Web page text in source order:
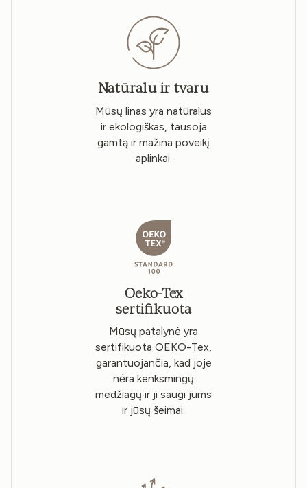
Natūralu ir tvaru
Mūsų linas yra natūralus
ir ekologiškas, tausoja
gamtą ir mažina poveikį
aplinkai.
Oeko-Tex
sertifikuota
Mūsų patalynė yra
sertifikuota OEKO-Tex,
garantuojančia, kad joje
nėra kenksmingų
medžiagų ir ji saugi jums
ir jūsų šeimai.